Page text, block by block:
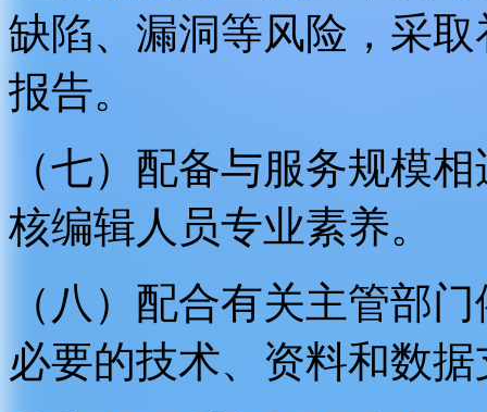
缺陷、漏洞等风险，采
报告。
（七）配备与服务规模
核编辑人员专业素养。
（八）配合有关主管部
必要的技术、资料和数